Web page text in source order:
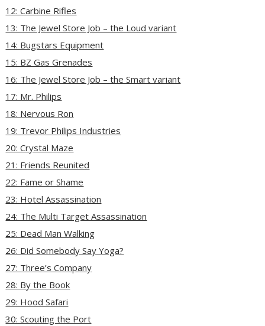
12: Carbine Rifles
13: The Jewel Store Job – the Loud variant
14: Bugstars Equipment
15: BZ Gas Grenades
16: The Jewel Store Job – the Smart variant
17: Mr. Philips
18: Nervous Ron
19: Trevor Philips Industries
20: Crystal Maze
21: Friends Reunited
22: Fame or Shame
23: Hotel Assassination
24: The Multi Target Assassination
25: Dead Man Walking
26: Did Somebody Say Yoga?
27: Three’s Company
28: By the Book
29: Hood Safari
30: Scouting the Port